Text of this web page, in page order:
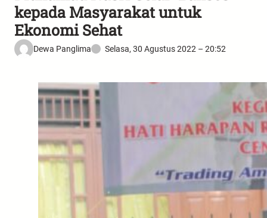
kepada Masyarakat untuk
Ekonomi Sehat
Dewa Panglima Selasa, 30 Agustus 2022 – 20:52